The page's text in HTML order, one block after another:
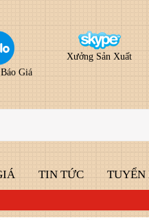
Giá
Xưởng Sản Xuất
TIN TỨC TUYỂN